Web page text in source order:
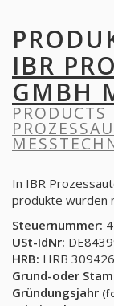
IBR
GMBH
In IBR
produkte wurden
Steuernummer:
USt-IdNr:
HRB: HRB 309426
Grund-oder
Gründungsjahr